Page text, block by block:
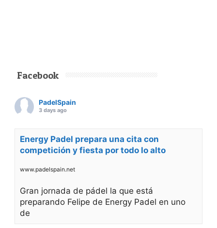
Facebook
PadelSpain
3 days ago
Energy Padel prepara una cita con
competición y fiesta por todo lo alto
www.padelspain.net
Gran jornada de pádel la que está
preparando Felipe de Energy Padel en uno
de